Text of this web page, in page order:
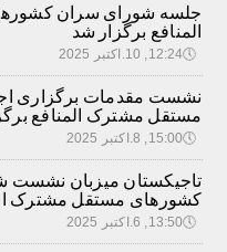
جلسه شورای سران
المنافع برگزار شد
🕔12:24, 10.اکتبر 2025
نشست مقدمات برگزاری
مستقل مشترک المنافع
🕔15:00, 8.اکتبر 2025
تاجیکستان میزبان نشست
کشورهای مستقل مشترک
🕔13:50, 6.اکتبر 2025